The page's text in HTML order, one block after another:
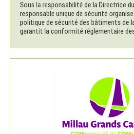
Sous la responsabilité de la Directrice
responsable unique de sécurité
politique de sécurité des bâtiments de
garantit la conformité réglementaire